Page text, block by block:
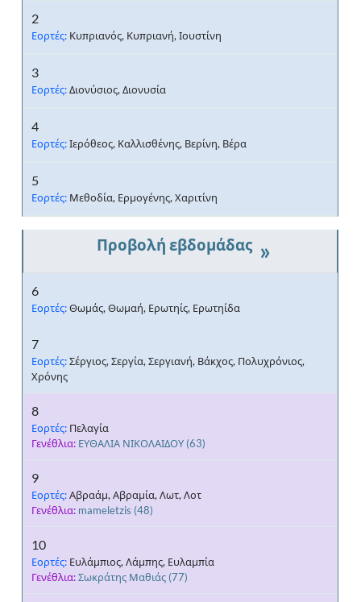
2
Εορτές: Κυπριανός, Κυπριανή, Ιουστίνη
3
Εορτές:Διονύσιος, Διονυσία
4
Εορτές:Ιερόθεος, Καλλισθένης, Βερίνη, Βέρα
5
Εορτές: Μεθοδία, Ερμογένης, Χαριτίνη
»
6
Εορτές:Θωμάς, Θωμαή, Ερωτηίς, Ερωτηίδα
7
Εορτές:Σέργιος, Σεργία, Σεργιανή, Βάκχος, Πολυχρόνιος,
Χρόνης
8
Εορτές: Πελαγία
Γενέθλια: ΕΥΘΑΛΙΑ ΝΙΚΟΛΑΙΔΟΥ (63)
9
Εορτές:Αβραάμ, Αβραμία, Λωτ, Λοτ
Γενέθλια: mameletzis (48)
10
Εορτές: Ευλάμπιος, Λάμπης, Ευλαμπία
Γενέθλια:Σωκράτης Μαθιάς (77)